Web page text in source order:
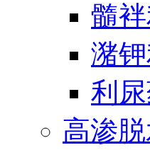
髓
潴
利
高渗